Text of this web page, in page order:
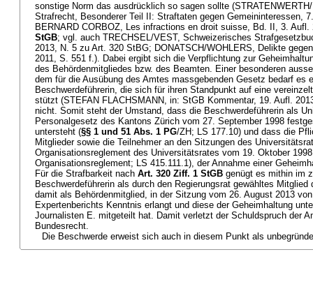
sonstige Norm das ausdrücklich so sagen sollte
Strafrecht, Besonderer Teil II: Straftaten gegen Gemeininteressen,
BERNARD CORBOZ, Les infractions en droit suisse, Bd. II, 3.
StGB; vgl. auch TRECHSEL/VEST, Schweizerisches
2013, N. 5 zu Art. 320 StBG; DONATSCH/WOHLERS, Delikte
2011, S. 551 f.). Dabei ergibt sich die Verpflichtung zur
des Behördenmitgliedes bzw. des Beamten. Einer besonderen
dem für die Ausübung des Amtes massgebenden Gesetz bedarf es
Beschwerdeführerin, die sich für ihren Standpunkt auf eine
stützt (STEFAN FLACHSMANN, in: StGB Kommentar, 19. Aufl.
nicht. Somit steht der Umstand, dass die Beschwerdeführerin als
Personalgesetz des Kantons Zürich vom 27. September 1998
untersteht (§§ 1 und 51 Abs. 1 PG/ZH; LS 177.10) und dass die
Mitglieder sowie die Teilnehmer an den Sitzungen des
Organisationsreglement des Universitätsrates vom 19. Oktober
Organisationsreglement; LS 415.111.1), der Annahme einer
Für die Strafbarkeit nach Art. 320 Ziff. 1 StGB genügt es mithin im
Beschwerdeführerin als durch den Regierungsrat gewähltes
damit als Behördenmitglied, in der Sitzung vom 26. August 2013
Expertenberichts Kenntnis erlangt und diese der Geheimhaltung
Journalisten E. mitgeteilt hat. Damit verletzt der Schuldspruch der
Bundesrecht.
Die Beschwerde erweist sich auch in diesem Punkt als